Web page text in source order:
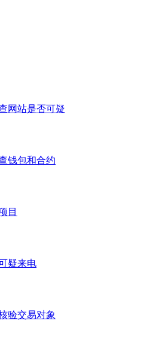
网站是否可疑
钱包和合约
目
疑来电
验交易对象